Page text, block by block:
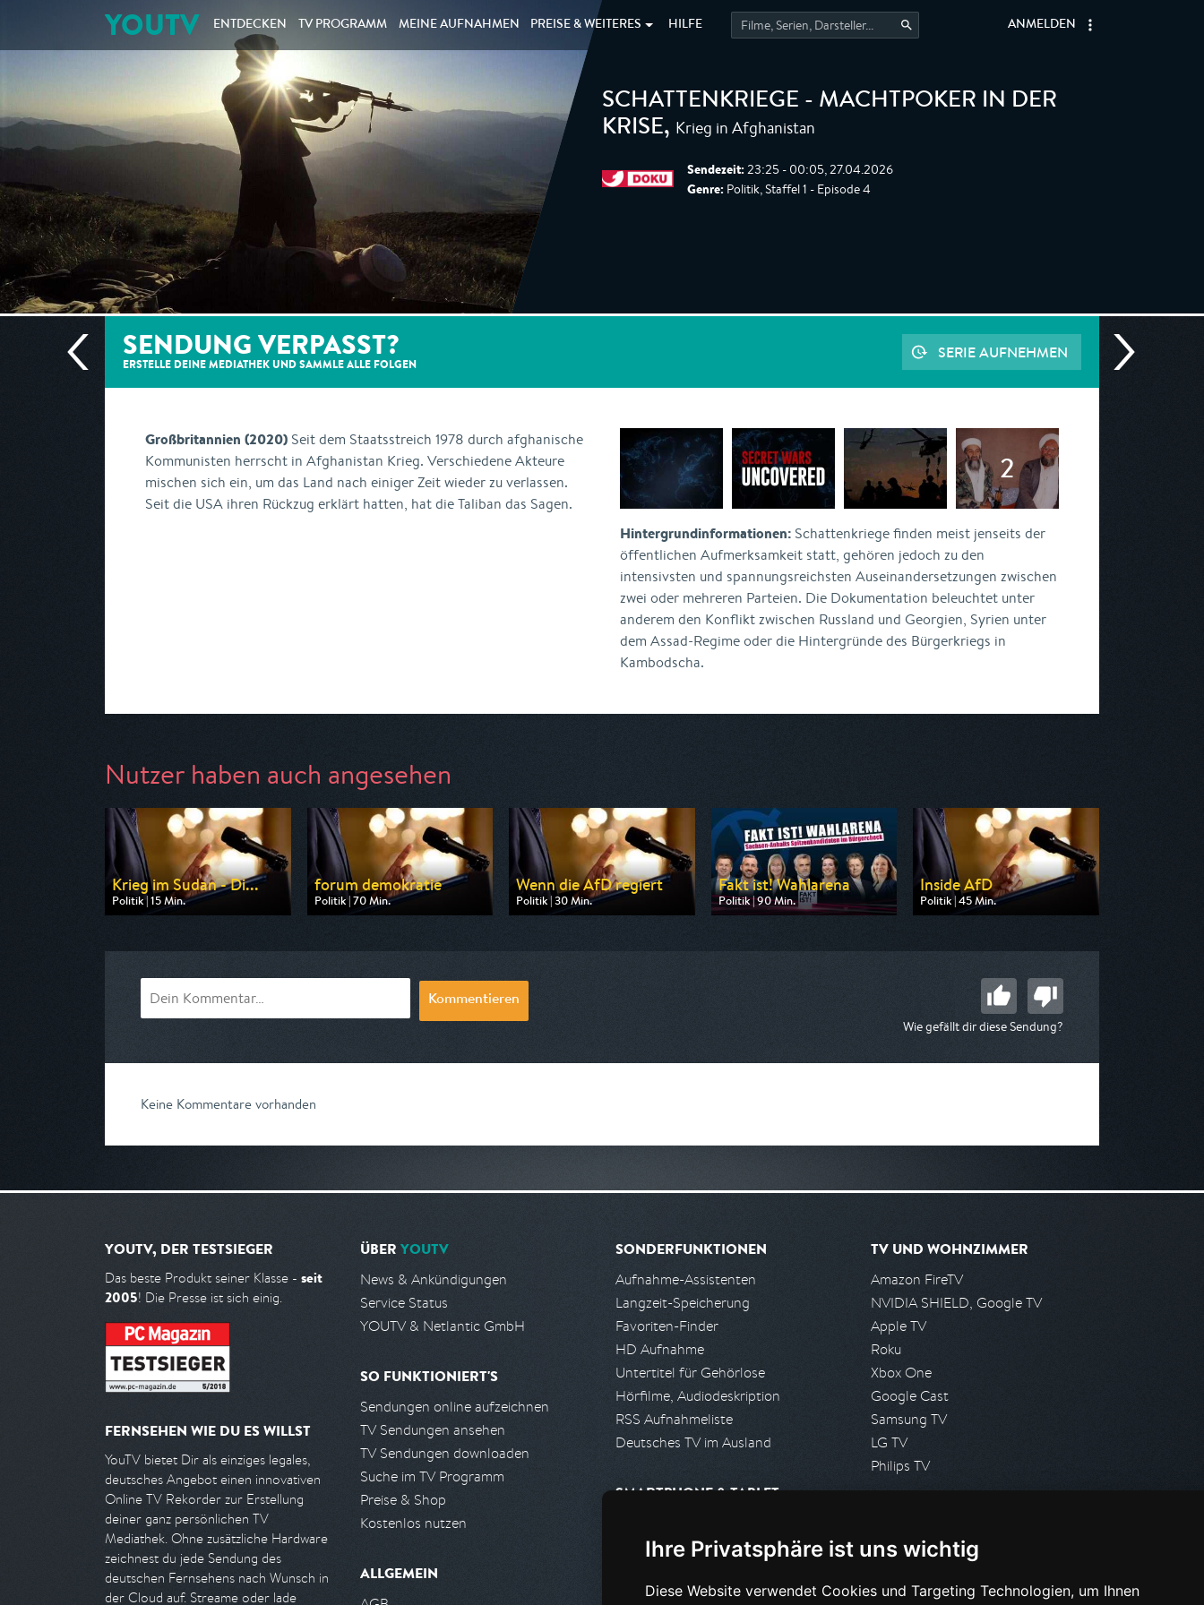
Ihre Privatsphäre ist uns wichtig
Diese Website verwendet Cookies und Targeting Technologien, um Ihnen
YOUTV ENTDECKEN TV PROGRAMM MEINE AUFNAHMEN PREISE & WEITERES HILFE ANMELDEN
SCHATTENKRIEGE - MACHTPOKER IN DER
KRISE, Krieg in Afghanistan
Sendezeit: 23:25 - 00:05, 27.04.2026
Genre: Politik, Staffel 1 - Episode 4
SENDUNG VERPASST?
ERSTELLE DEINE MEDIATHEK UND SAMMLE ALLE FOLGEN
SERIE AUFNEHMEN
Großbritannien (2020) Seit dem Staatsstreich 1978 durch afghanische
Kommunisten herrscht in Afghanistan Krieg. Verschiedene Akteure
mischen sich ein, um das Land nach einiger Zeit wieder zu verlassen.
Seit die USA ihren Rückzug erklärt hatten, hat die Taliban das Sagen.
Hintergrundinformationen: Schattenkriege finden meist jenseits der
öffentlichen Aufmerksamkeit statt, gehören jedoch zu den
intensivsten und spannungsreichsten Auseinandersetzungen zwischen
zwei oder mehreren Parteien. Die Dokumentation beleuchtet unter
anderem den Konflikt zwischen Russland und Georgien, Syrien unter
dem Assad-Regime oder die Hintergründe des Bürgerkriegs in
Kambodscha.
Nutzer haben auch angesehen
Krieg im Sudan - Di...
Politik | 15 Min.
Ausgestrahlt von Phoenix
forum demokratie
Politik | 70 Min.
Ausgestrahlt von Phoenix
Wenn die AfD regiert
Politik | 30 Min.
Ausgestrahlt von Phoenix
Fakt ist! Wahlarena
Politik | 90 Min.
Ausgestrahlt von MDR
Inside AfD
Politik | 45 Min.
Ausgestrahlt von SR Fernsehen
Kommentieren
Wie gefällt dir diese Sendung?
Keine Kommentare vorhanden
YOUTV, DER TESTSIEGER
Das beste Produkt seiner Klasse - seit
2005! Die Presse ist sich einig.
FERNSEHEN WIE DU ES WILLST
YouTV bietet Dir als einziges legales,
deutsches Angebot einen innovativen
Online TV Rekorder zur Erstellung
deiner ganz persönlichen TV
Mediathek. Ohne zusätzliche Hardware
zeichnest du jede Sendung des
deutschen Fernsehens nach Wunsch in
der Cloud auf. Streame oder lade
ÜBER YOUTV
News & Ankündigungen
Service Status
YOUTV & Netlantic GmbH
SO FUNKTIONIERT'S
Sendungen online aufzeichnen
TV Sendungen ansehen
TV Sendungen downloaden
Suche im TV Programm
Preise & Shop
Kostenlos nutzen
ALLGEMEIN
SONDERFUNKTIONEN
Aufnahme-Assistenten
Langzeit-Speicherung
Favoriten-Finder
HD Aufnahme
Untertitel für Gehörlose
Hörfilme, Audiodeskription
RSS Aufnahmeliste
Deutsches TV im Ausland
SMARTPHONE & TABLET
Android App
PARTNER
TV UND WOHNZIMMER
Amazon FireTV
NVIDIA SHIELD, Google TV
Apple TV
Roku
Xbox One
Google Cast
Samsung TV
LG TV
Philips TV
Presseanfrage stellen